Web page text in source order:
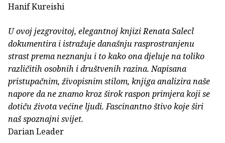
Hanif Kureishi
U ovoj jezgrovitoj, elegantnoj knjizi Renata Salecl
dokumentira i istražuje današnju rasprostranjenu
strast prema neznanju i to kako ona djeluje na toliko
različitih osobnih i društvenih razina. Napisana
pristupačnim, živopisnim stilom, knjiga analizira naše
napore da ne znamo kroz širok raspon primjera koji se
dotiču života većine ljudi. Fascinantno štivo koje širi
naš spoznajni svijet.
Darian Leader